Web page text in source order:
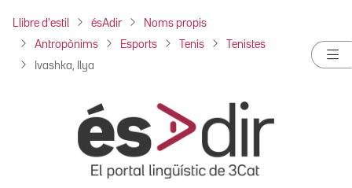
Llibre d'estil ésAdir Noms propis
Antropònims Esports Tenis Tenistes
Ivashka, Ilya